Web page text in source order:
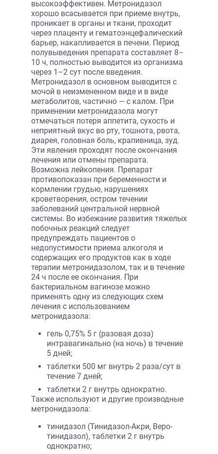
высокоэффективен. Метронидазол
хорошо всасывается при приеме внутрь,
проникает в органы и ткани, проходит
через плаценту и гематоэнцефалический
барьер, накапливается в печени. Период
полувыведения препарата составляет 8–
10 ч, полностью выводится из организма
через 1–2 сут после введения.
Метронидазол в основном выводится с
мочой в неизмененном виде и в виде
метаболитов, частично — с калом. При
применении метронидазола могут
отмечаться потеря аппетита, сухость и
неприятный вкус во рту, тошнота, рвота,
диарея, головная боль, крапивница, зуд.
Эти явления проходят после окончания
лечения или отмены препарата.
Возможна лейкопения. Препарат
противопоказан при беременности и
кормлении грудью, нарушениях
кроветворения, остром течении
заболеваний центральной нервной
системы. Во избежание развития тяжелых
побочных реакций следует
предупреждать пациентов о
недопустимости приема алкоголя и
содержащих его продуктов как в ходе
терапии метронидазолом, так и в течение
24 ч после ее окончания. При
бактериальном вагинозе можно
применять одну из следующих схем
лечения с использованием
метронидазола:
гель 0,75% 5 г (разовая доза)
интравагинально (на ночь) в течение
5 дней;
таблетки 500 мг внутрь 2 раза/сут в
течение 7 дней;
таблетки 2 г внутрь однократно.
Также используют и другие производные
метронидазола:
тинидазол (Тинидазол-Акри, Веро-
тинидазол), таблетки 2 г внутрь
однократно;